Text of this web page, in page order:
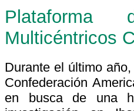
Plataforma
Multicéntricos
Durante el último
Confederación
en busca de una